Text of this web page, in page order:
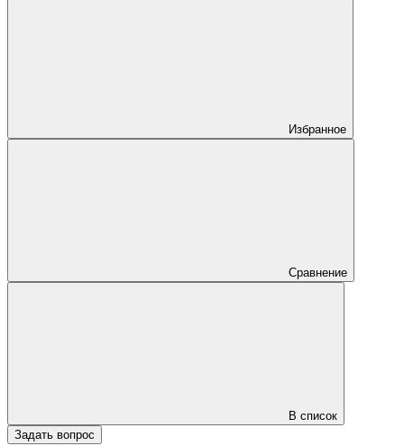
Избранное
Сравнение
В список
Задать вопрос